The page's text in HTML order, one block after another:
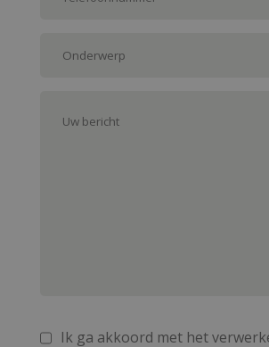
Ik ga akkoord met het